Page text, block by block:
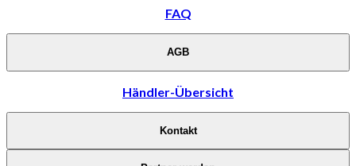
FAQ
AGB
Händler-Übersicht
Kontakt